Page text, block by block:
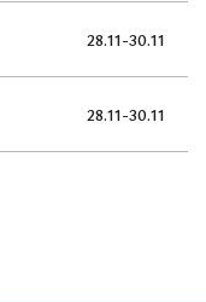
28.11-30.11
28.11-30.11